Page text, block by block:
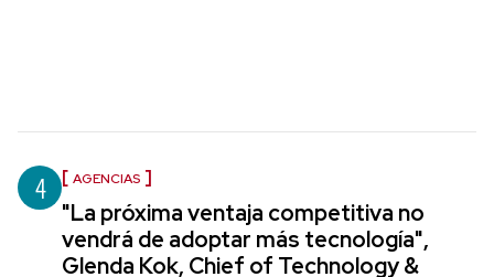
4 AGENCIAS
"La próxima ventaja competitiva no
vendrá de adoptar más tecnología",
Glenda Kok, Chief of Technology &